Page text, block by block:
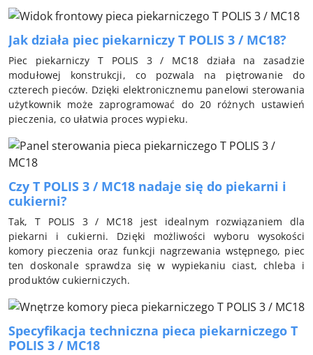
Jak działa piec piekarniczy T POLIS 3 / MC18?
Piec piekarniczy T POLIS 3 / MC18 działa na zasadzie
modułowej konstrukcji, co pozwala na piętrowanie do
czterech pieców. Dzięki elektronicznemu panelowi sterowania
użytkownik może zaprogramować do 20 różnych ustawień
pieczenia, co ułatwia proces wypieku.
Czy T POLIS 3 / MC18 nadaje się do piekarni i
cukierni?
Tak, T POLIS 3 / MC18 jest idealnym rozwiązaniem dla
piekarni i cukierni. Dzięki możliwości wyboru wysokości
komory pieczenia oraz funkcji nagrzewania wstępnego, piec
ten doskonale sprawdza się w wypiekaniu ciast, chleba i
produktów cukierniczych.
Specyfikacja techniczna pieca piekarniczego T
POLIS 3 / MC18